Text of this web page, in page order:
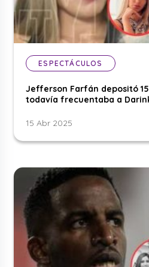
ESPECTÁCULOS
Jefferson Farfán depositó
todavía frecuentaba a
15 Abr 2025